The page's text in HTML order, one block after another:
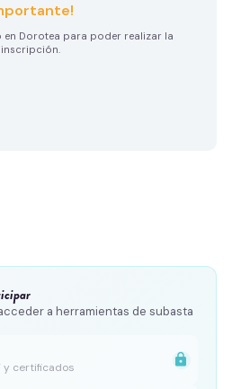
en Dorotea para poder realizar la
inscripción.
a herramientas de subasta
y certificados
lock